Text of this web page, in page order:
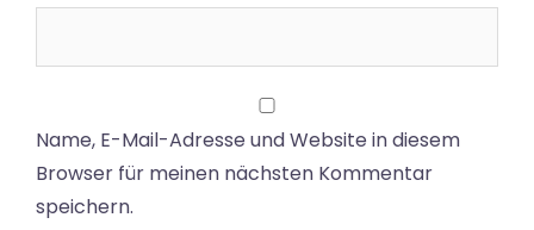
Name, E-Mail-Adresse und Website in diesem
Browser für meinen nächsten Kommentar
speichern.